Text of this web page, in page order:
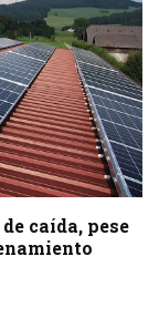
caída, pese